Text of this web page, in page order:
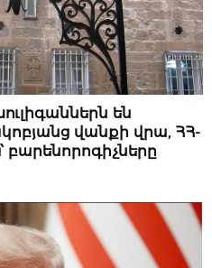
են
վանքի վրա, ՀՀ-
բարենորոգիչները